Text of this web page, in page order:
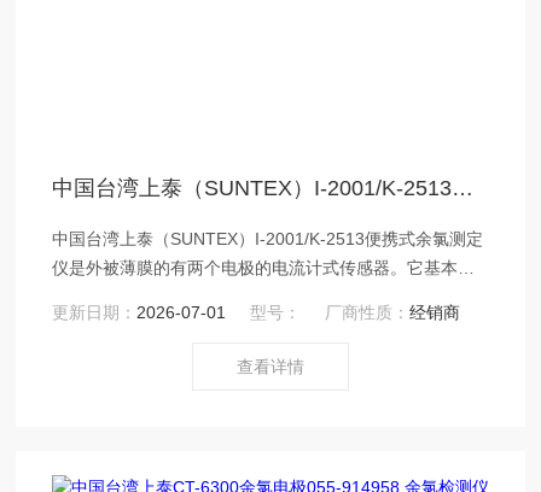
中国台湾上泰（SUNTEX）I-2001/K-2513便携式余氯测定仪 余氯检测仪
中国台湾上泰（SUNTEX）I-2001/K-2513便携式余氯测定
仪是外被薄膜的有两个电极的电流计式传感器。它基本上
膜帽的薄膜上布满微孔允许取样水中的气体进入检测腔
中。电极棒上的电极探入检测腔中。在电极棒内的电极上
更新日期： 2026-07-01 型号： 厂商性质：经销商
查看详情